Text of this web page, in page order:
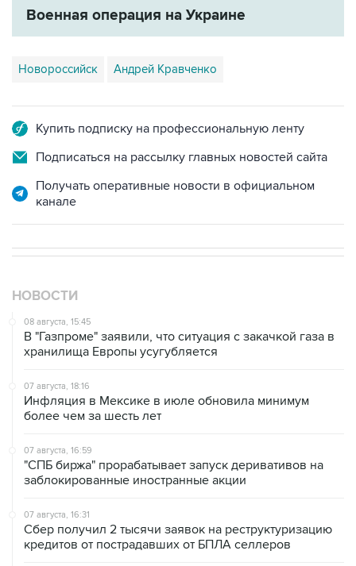
Военная операция на Украине
Новороссийск Андрей Кравченко
Купить подписку на профессиональную ленту
Подписаться на рассылку главных новостей сайта
Получать оперативные новости в официальном
канале
НОВОСТИ
08 августа, 15:45
В "Газпроме" заявили, что ситуация с закачкой газа в
хранилища Европы усугубляется
07 августа, 18:16
Инфляция в Мексике в июле обновила минимум
более чем за шесть лет
07 августа, 16:59
"СПБ биржа" прорабатывает запуск деривативов на
заблокированные иностранные акции
07 августа, 16:31
Сбер получил 2 тысячи заявок на реструктуризацию
кредитов от пострадавших от БПЛА селлеров